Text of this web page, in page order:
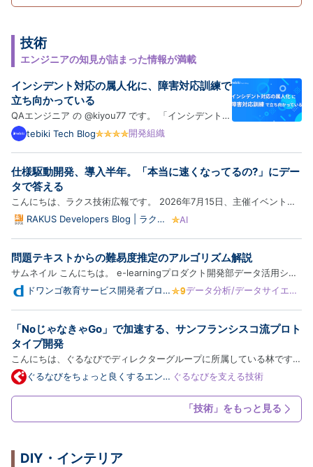
技術
エンジニアの知見が詰まった情報が満載
インシデント対応の属人化に、障害対応訓練で
立ち向かっている
QAエンジニア の @kiyou77 です。 「インシデントが
起きたとき、動けるのがいつも同じ人ばかり」という
いました。 この課題を少しずつ崩していくために、私
たちTebiki…
tebiki Tech Blog 開発組織
仕様駆動開発、導入半年。「本当に速くなってるの?」にデー
タで答える
こんにちは、ラクス技術広報です。 2026年7月15日、主催イベント
「RAKUS AI Conference 2026 Summer」を開催しました。本記事で
広…
RAKUS Developers Blog | ラクス
AI
問題テキストからの難易度推定のアルゴリズム解説
サムネイル こんにちは。 e-learningプロダクト開発部データ活用シス
テム開発セクションでなんとか働いている堀です。 今回は、人工知能
ドワンゴ教育サービス開発者ブロ
データ分析/データサイエン
「NoじゃなきゃGo」で加速する、サンフランシスコ流プロト
タイプ開発
こんにちは、ぐるなびでディレクターグループに所属している林です。
先日、2週間ほどサンフランシスコに滞在し、現地のプロダクトやアプ
記事では、業務の記録そのものよりも「現地で何を感じ、自分の…
ぐるなびをちょっと良くするエンジ ぐるなびを支える技術
「技術」をもっと見る
DIY・インテリア